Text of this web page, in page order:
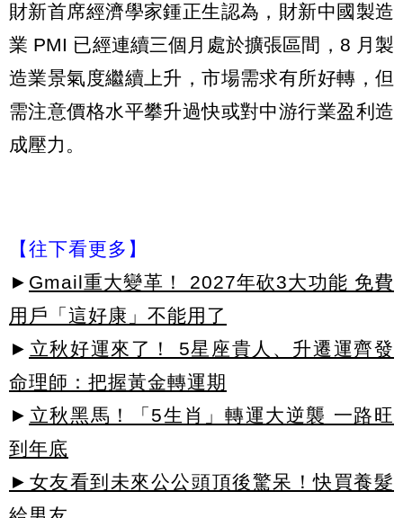
財新首席經濟學家鍾正生認為，財新中國製造
業 PMI 已經連續三個月處於擴張區間，8 月製
造業景氣度繼續上升，市場需求有所好轉，但
需注意價格水平攀升過快或對中游行業盈利造
成壓力。
【往下看更多】
► Gmail重大變革！ 2027年砍3大功能 免費
用戶「這好康」不能用了
► 立秋好運來了！ 5星座貴人、升遷運齊發
命理師：把握黃金轉運期
► 立秋黑馬！「5生肖」轉運大逆襲 一路旺
到年底
►女友看到未來公公頭頂後驚呆！快買養髮